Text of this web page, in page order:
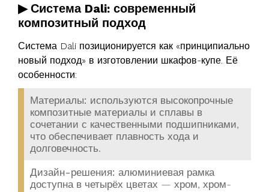
▶ Система Dali: современный
композитный подход
Система Dali позиционируется как «принципиально
новый подход» в изготовлении шкафов-купе. Её
особенности:
Материалы: используются высокопрочные
композитные материалы и сплавы в
сочетании с качественными подшипниками,
что обеспечивает плавность хода и
долговечность.
Дизайн-решения: алюминиевая рамка
доступна в четырёх цветах — хром, хром-